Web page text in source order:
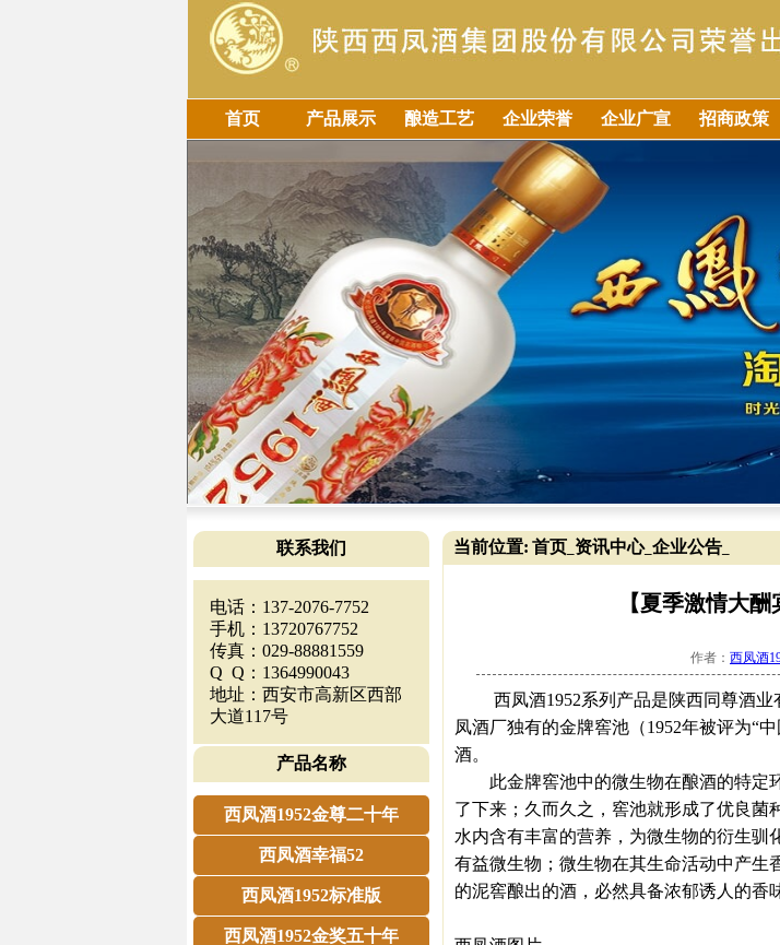
首页 产品展示 酿造工艺 企业荣誉 企业广宣 招商政策
联系我们
电话：137-2076-7752
手机：13720767752
传真：029-88881559
Q Q：1364990043
地址：西安市高新区西部
大道117号
产品名称
西凤酒1952金尊二十年
西凤酒幸福52
西凤酒1952标准版
西凤酒1952金奖五十年
当前位置: 首页 资讯中心_ 企业公告
【夏季激情大
作者： 西凤酒
西凤酒1952系列产品是陕西同尊酒业
凤酒厂独有的金牌窖池（1952年被评为“
酒。
此金牌窖池中的微生物在酿酒的特定
了下来；久而久之，窖池就形成了优良菌
水内含有丰富的营养，为微生物的衍生驯
有益微生物；微生物在其生命活动中产生
的泥窖酿出的酒，必然具备浓郁诱人的香